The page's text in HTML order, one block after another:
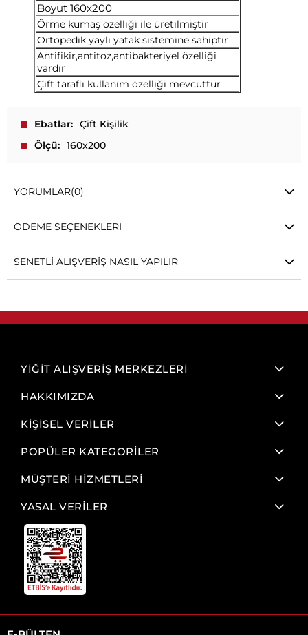
Boyut 160x200
Örme kumaş özelliği ile üretilmiştir
Ortopedik yaylı yatak sistemine sahiptir
Antifikir,antitoz,antibakteriyel özelliği
vardır
Çift taraflı kullanım özelliği mevcuttur
Ebatlar
Çift Kişilik
Ölçü
160x200
YORUMLAR(0)
ÖDEME SEÇENEKLERI
SENETLI ALIŞVERIŞ NASIL YAPILIR
YİĞİT ALIŞVERİŞ MERKEZLERİ
HAKKIMIZDA
KİŞİSEL VERİLER
POPÜLER KATEGORİLER
MÜŞTERİ HİZMETLERİ
YASAL VERİLER